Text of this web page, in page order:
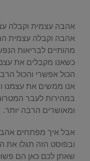
אהבה עצמית וקבלה
אהבה וקבלה עצמית
מהותיים לבריאות
כשאנו מקבלים את
הכול אפשרי והכול
אנו ממשים את עצמנו
במהירות לעבר
ומאושרים הרבה יותר.
אבל איך מפתחים
ובפוסט הזה תגלו את
שאתן לכם כאן הם